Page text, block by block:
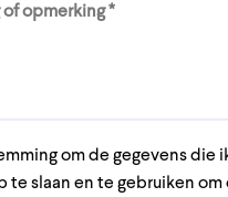
leeg te laten.om de gegevens die
te slaan en te gebruiken